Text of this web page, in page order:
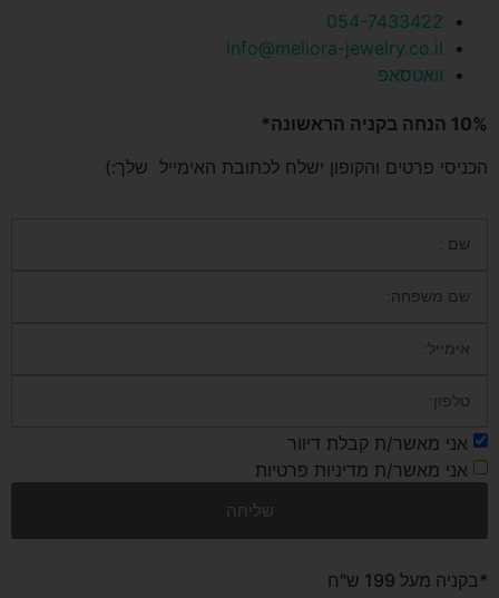
054-7433422
info@meliora-jewelry.co.il
וואטסאפ
10% הנחה בקניה הראשונה*
הכניסי פרטים והקופון ישלח לכתובת האימייל שלך:)
אני מאשר/ת קבלת דיוור
אני מאשר/ת מדיניות פרטיות
שליחה
*בקניה מעל 199 ש"ח